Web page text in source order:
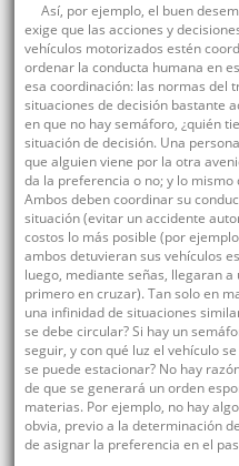
Así, por ejemplo, el buen
exige que las acciones y
vehículos motorizados estén
ordenar la conducta humana en
esa coordinación: las normas del
situaciones de decisión bastante
en que no hay semáforo, ¿quién
situación de decisión. Una
que alguien viene por la otra
da la preferencia o no; y lo
Ambos deben coordinar su
situación (evitar un accidente
costos lo más posible (por
ambos detuvieran sus vehículos
luego, mediante señas, llegaran
primero en cruzar). Tan solo en
una infinidad de situaciones
se debe circular? Si hay un
seguir, y con qué luz el vehículo
se puede estacionar? No hay
de que se generará un orden
materias. Por ejemplo, no hay
obvia, previo a la determinación
de asignar la preferencia en el